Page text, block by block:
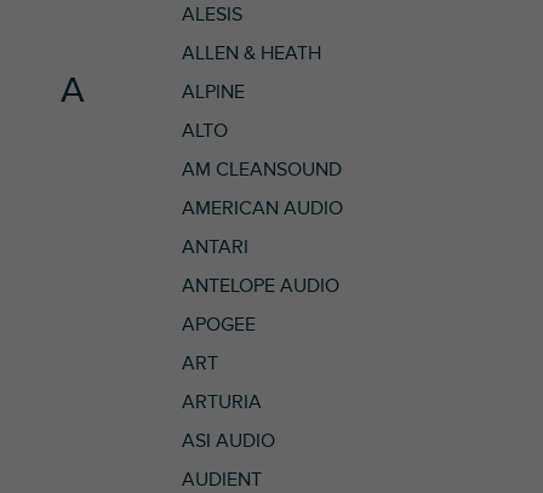
A
ALESIS
ALLEN & HEATH
ALPINE
ALTO
AM CLEANSOUND
AMERICAN AUDIO
ANTARI
ANTELOPE AUDIO
APOGEE
ART
ARTURIA
ASI AUDIO
AUDIENT